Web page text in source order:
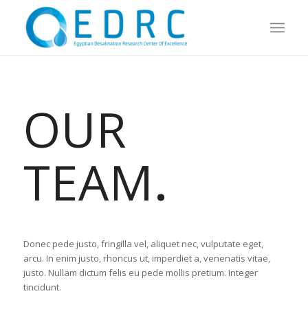
OUR
TEAM.
Donec pede justo, fringilla vel, aliquet nec, vulputate eget,
arcu. In enim justo, rhoncus ut, imperdiet a, venenatis vitae,
justo. Nullam dictum felis eu pede mollis pretium. Integer
tincidunt.